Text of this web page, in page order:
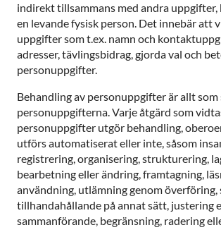
indirekt tillsammans med andra uppgifter,
en levande fysisk person. Det innebär att
uppgifter som t.ex. namn och
adresser, tävlingsbidrag, gjorda val och
personuppgifter.
Behandling av personuppgifter är allt som
personuppgifterna. Varje åtgärd som
personuppgifter utgör behandling,
utförs automatiserat eller inte, såsom
registrering, organisering, strukturering,
bearbetning eller ändring, framtagning,
användning, utlämning genom
tillhandahållande på annat sätt, justering
sammanförande, begränsning, radering